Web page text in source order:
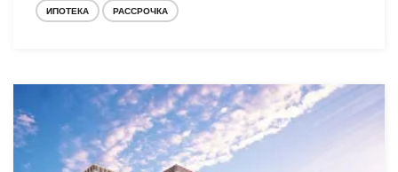
ИПОТЕКА РАССРОЧКА